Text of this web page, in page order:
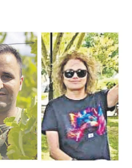
hacer visible la